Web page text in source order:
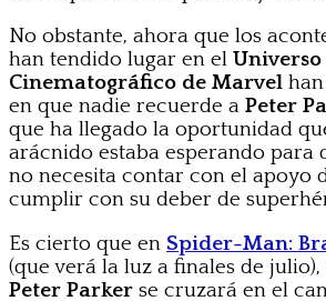
No obstante, ahora que los
han tendido lugar en el Universo
Cinematográfico de Marvel
en que nadie recuerde a Peter
que ha llegado la oportunidad
arácnido estaba esperando para
no necesita contar con el apoyo
cumplir con su deber de
Es cierto que en Spider-Man:
(que verá la luz a finales de
Peter Parker se cruzará en el